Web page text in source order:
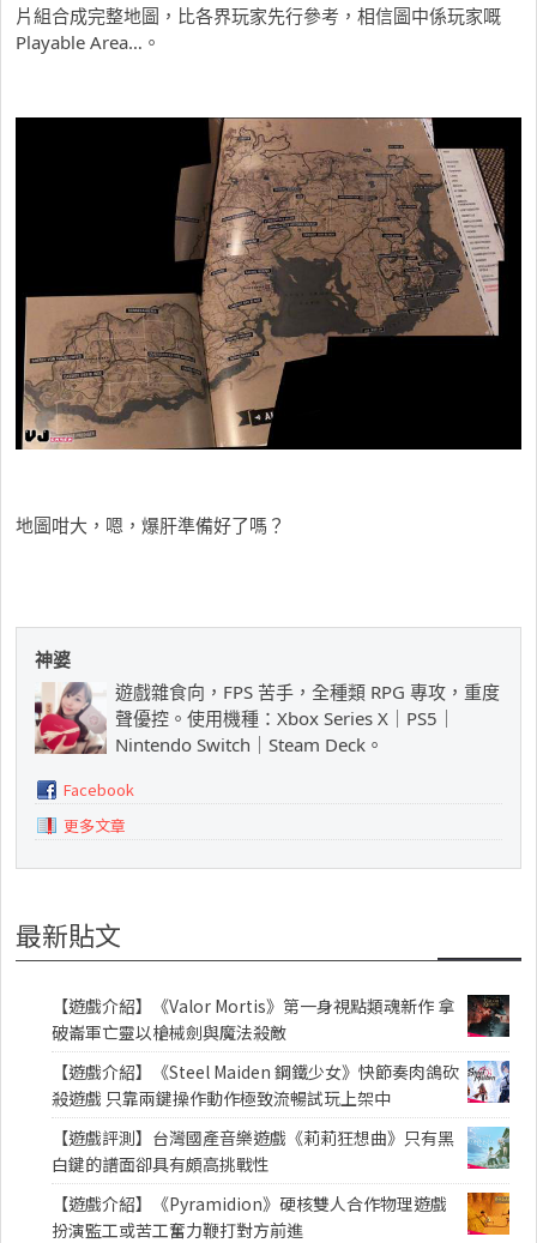
片組合成完整地圖，比各界玩家先行參考，相信圖中係玩家嘅
Playable Area…。
地圖咁大，嗯，爆肝準備好了嗎？
神婆
遊戲雜食向，FPS 苦手，全種類 RPG 專攻，重度
聲優控。使用機種：Xbox Series X｜PS5｜
Nintendo Switch｜Steam Deck。
Facebook
更多文章
最新貼文
【遊戲介紹】《Valor Mortis》第一身視點類魂新作 拿
破崙軍亡靈以槍械劍與魔法殺敵
【遊戲介紹】《Steel Maiden 鋼鐵少女》快節奏肉鴿砍
殺遊戲 只靠兩鍵操作動作極致流暢試玩上架中
【遊戲評測】台灣國產音樂遊戲《莉莉狂想曲》只有黑
白鍵的譜面卻具有頗高挑戰性
【遊戲介紹】《Pyramidion》硬核雙人合作物理遊戲
扮演監工或苦工奮力鞭打對方前進